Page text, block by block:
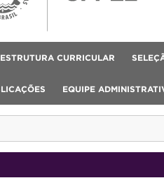
ESTRUTURA CURRICULAR
EQUIPE